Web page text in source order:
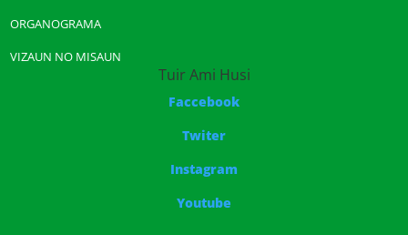
ORGANOGRAMA
VIZAUN NO MISAUN
Tuir Ami Husi
Faccebook
Twiter
Instagram
Youtube